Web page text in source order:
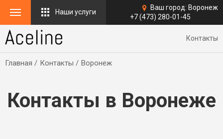
Наши услуги
Ваш город: Воронеж
+7 (473) 280-01-45
Контакты
Главная Контакты Воронеж
Контакты в Воронеже